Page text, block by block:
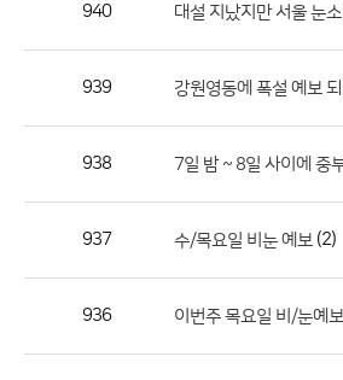
록
공
940 대설 지났지만 서울 눈
939 강원영동에 폭설 예보
938 7일 밤 ~ 8일 사이에 중
937 수/목요일 비눈 예보 (2)
936 이번주 목요일 비/눈예보